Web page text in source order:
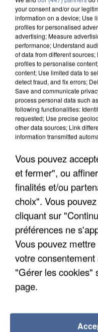
APRÈS TOUTES
DE FAUNE
your consent and/or our
information on a device; Use
profiles for personalised
advertising; Measure
performance; Understand
of data from different
profiles to personalise
content; Use limited data to
detect fraud, and fix errors;
Save and communicate
process personal data such
following functionalities:
requested; Use precise
other data sources; Link
information transmitted
Vous pouvez
et fermer", ou
finalités et/ou
choix". Vous
cliquant sur
préférences ne
Vous pouvez
votre
"Gérer les cookies"
page.